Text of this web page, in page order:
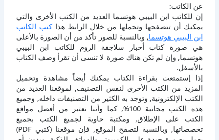
عن الكاتب:
إن للكاتب ابن البيبي هوتسما العديد من الكتب الأخرى والتي
يمكنك أن تتصفحها وتحملها من خلال الرابط هذاكتب الكاتب
ابن البيبي هوتسما, وبالنسبة للصور تأكد من أن الصورة بالأعلى
هي صورة كتاب أخبار سلاجقة الروم للكاتب ابن البيبي
هوتسما, وإن لم تكن هناك صورة لا تنسى أن تقرأ وصف الكتاب
بالأسفل.
إذا إستمتعت بقراءة الكتاب يمكنك أيضاً مشاهدة وتحميل
المزيد من الكتب الأخرى لنفس التصنيف, لموقعنا العديد من
الكتب الإلكترونية, وتوجد به الكثير من التصنيفات داخله, وجميع
هذه الكتب مجانية 100%, كما وأننا نعتبر من أفضل مواقع
الكتب على الإطلاق, ومكتبة حاوية لجميع الكتب بجميع
تخصصاتها, وبالنسبة لتصفح الموقع, فإن موقعنا (كتبي PDF)